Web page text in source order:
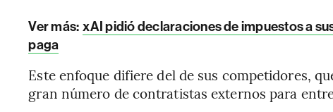
Ver más: xAI pidió declaraciones de impuestos a
paga
Este enfoque difiere del de sus competidores,
gran número de contratistas externos para